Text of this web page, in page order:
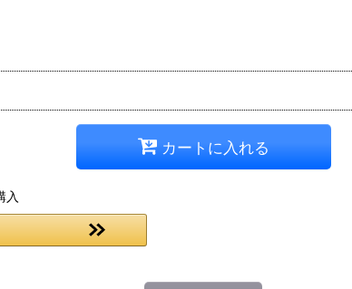
カートに入れる
入